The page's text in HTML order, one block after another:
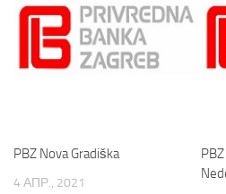
PBZ Nova Gradiška
4 АПР., 2021